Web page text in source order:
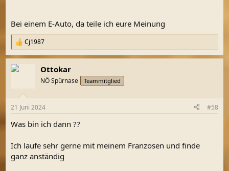
Bei einem E-Auto, da teile ich eure Meinung
R
e
a
k
e
:
Cj1987
Ottokar
NÖ Spürnase Teammitglied
21 Juni 2024 #58
Was bin ich dann ??
Ich laufe sehr gerne mit meinem Franzosen und finde
ganz anständig